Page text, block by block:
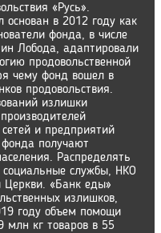
«Русь».
основан в 2012 году как
фонда, в числе
Лобода, адаптировали
продовольственной
чему фонд вошел в
продовольствия.
излишки
и предприятий
получают
Распределять
социальные службы, НКО
Церкви. «Банк еды»
излишков,
году объем помощи
млн кг товаров в 55